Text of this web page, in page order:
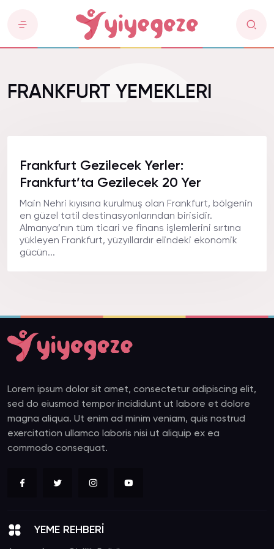
FRANKFURT YEMEKLERI
Frankfurt Gezilecek Yerler:
Frankfurt’ta Gezilecek 20 Yer
Main Nehri kıyısına kurulmuş olan Frankfurt, bölgenin
en güzel tatil destinasyonlarından birisidir.
Almanya’nın tüm ticari ve finans işlemlerini sırtına
yükleyen Frankfurt, yüzyıllardır elindeki ekonomik
gücün...
Lorem ipsum dolor sit amet, consectetur adipiscing elit,
sed do eiusmod tempor incididunt ut labore et dolore
magna aliqua. Ut enim ad minim veniam, quis nostrud
exercitation ullamco laboris nisi ut aliquip ex ea
commodo consequat.
YEME REHBERİ